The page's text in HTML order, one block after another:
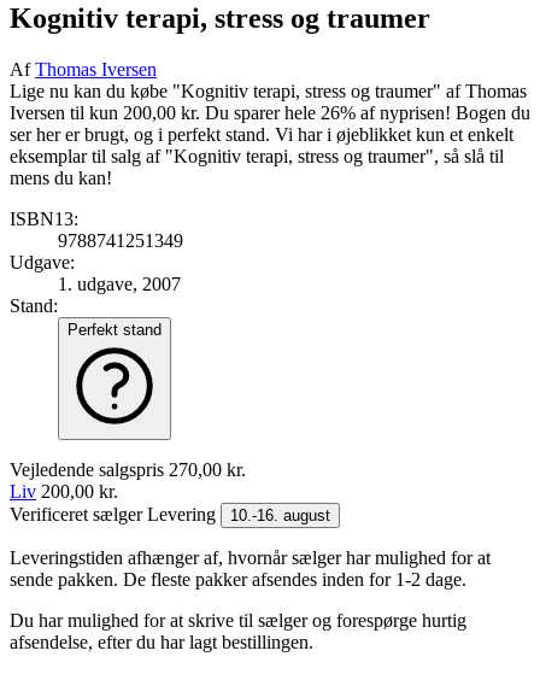
Kognitiv terapi, stress og traumer
AfThomas Iversen
Lige nu kan du købe "Kognitiv terapi, stress og traumer" af Thomas
Iversen til kun 200,00 kr. Du sparer hele 26% af nyprisen! Bogen du
ser her er brugt, og i perfekt stand. Vi har i øjeblikket kun et enkelt
eksemplar til salg af "Kognitiv terapi, stress og traumer", så slå til
mens du kan!
ISBN13:
9788741251349
Udgave:
1. udgave, 2007
Stand:
Perfekt stand
Vejledende salgspris 270,00 kr.
Liv 200,00 kr.
Verificeret sælgerLevering 10.-16. august
Leveringstiden afhænger af, hvornår sælger har mulighed for at
sende pakken. De fleste pakker afsendes inden for 1-2 dage.
Du har mulighed for at skrive til sælger og forespørge hurtig
afsendelse, efter du har lagt bestillingen.